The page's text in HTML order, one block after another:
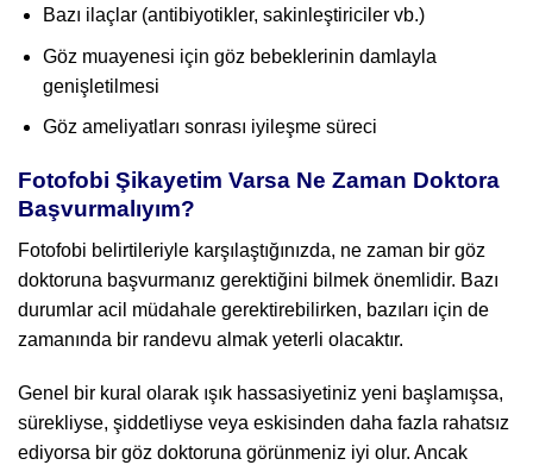
Bazı ilaçlar (antibiyotikler, sakinleştiriciler vb.)
Göz muayenesi için göz bebeklerinin damlayla
genişletilmesi
Göz ameliyatları sonrası iyileşme süreci
Fotofobi Şikayetim Varsa Ne Zaman Doktora
Başvurmalıyım?
Fotofobi belirtileriyle karşılaştığınızda, ne zaman bir göz
doktoruna başvurmanız gerektiğini bilmek önemlidir. Bazı
durumlar acil müdahale gerektirebilirken, bazıları için de
zamanında bir randevu almak yeterli olacaktır.
Genel bir kural olarak ışık hassasiyetiniz yeni başlamışsa,
sürekliyse, şiddetliyse veya eskisinden daha fazla rahatsız
ediyorsa bir göz doktoruna görünmeniz iyi olur. Ancak